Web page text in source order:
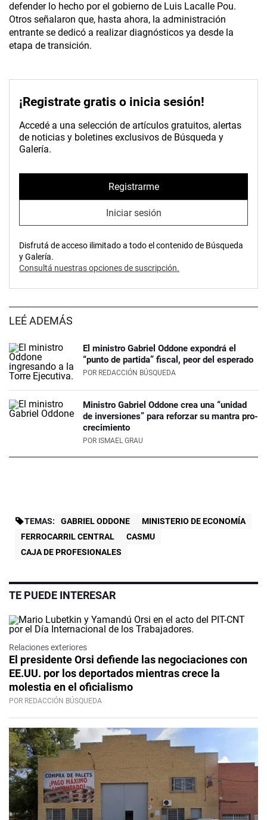
defender lo hecho por el gobierno de Luis Lacalle Pou.
Otros señalaron que, hasta ahora, la administración
entrante se dedicó a realizar diagnósticos ya desde la
etapa de transición.
¡Registrate gratis o inicia sesión!
Accedé a una selección de artículos gratuitos, alertas
de noticias y boletines exclusivos de Búsqueda y
Galería.
Registrarme
Iniciar sesión
Disfrutá de acceso ilimitado a todo el contenido de Búsqueda
y Galería.
Consultá nuestras opciones de suscripción.
LEÉ ADEMÁS
El ministro Gabriel Oddone expondrá el
“punto de partida” fiscal, peor del esperado
POR REDACCIÓN BÚSQUEDA
Ministro Gabriel Oddone crea una “unidad
de inversiones” para reforzar su mantra pro-
crecimiento
POR ISMAEL GRAU
TEMAS: GABRIEL ODDONE
MINISTERIO DE ECONOMÍA
FERROCARRIL CENTRAL
CASMU
CAJA DE PROFESIONALES
TE PUEDE INTERESAR
Relaciones exteriores
El presidente Orsi defiende las negociaciones con
EE.UU. por los deportados mientras crece la
molestia en el oficialismo
POR REDACCIÓN BÚSQUEDA